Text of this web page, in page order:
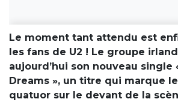
Le moment tant attendu est
les fans de U2 ! Le groupe
aujourd’hui son nouveau single
Dreams », un titre qui marque
quatuor sur le devant de la